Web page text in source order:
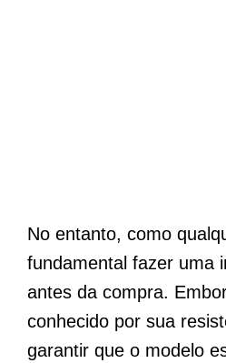
No entanto, como
fundamental fazer uma
antes da compra.
conhecido por sua
garantir que o modelo